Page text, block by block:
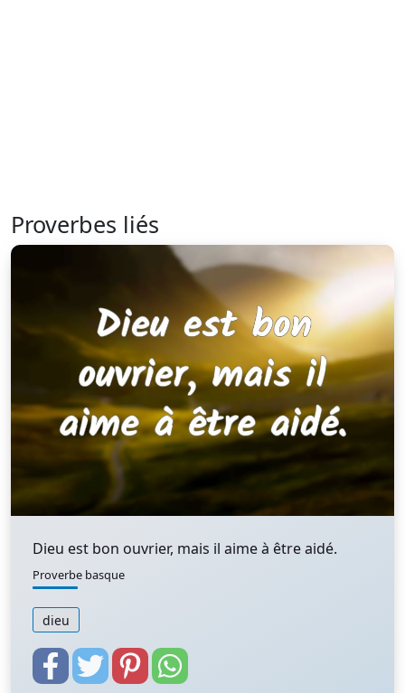
Proverbes liés
Dieu est bon ouvrier, mais il aime à être aidé.
Proverbe basque
dieu